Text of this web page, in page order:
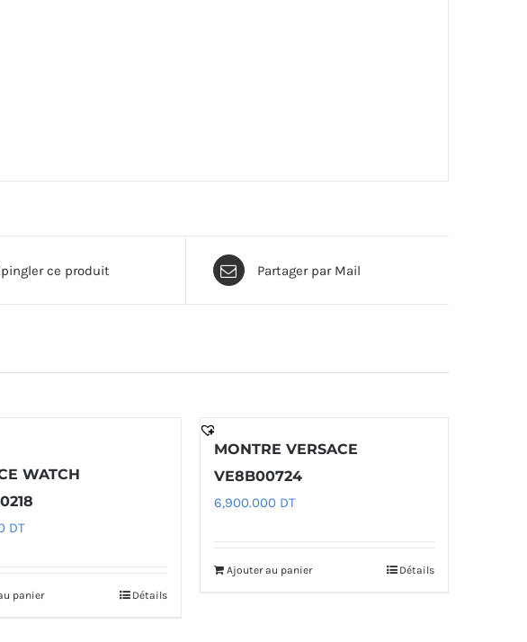
ce produit Partager par Mail
WATCH
DT
panier Détails
MONTRE VERSACE
VE8B00724
6,900.000 DT
Ajouter au panier Détails